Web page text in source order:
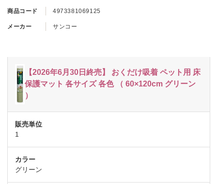
商品コード 4973381069125
メーカー サンコー
【2026年6月30日終売】 おくだけ吸着 ペット用 床
保護マット 各サイズ 各色 （ 60×120cm グリーン
）
1
グリーン